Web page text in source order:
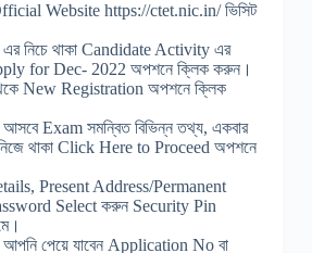
Website https://ctet.nic.in/ ভিসিট
নিচে থাকা Candidate Activity এর
for Dec- 2022 অপশনে ক্লিক করুন।
New Registration অপশনে ক্লিক
Exam সমন্বিত বিভিন্ন তথ্য, একবার
থাকা Click Here to Proceed অপশনে
Present Address/Permanent
Select করুন Security Pin
পেয়ে যাবেন Application No বা